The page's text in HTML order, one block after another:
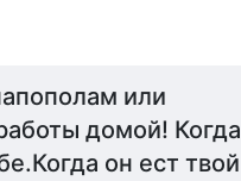
или
домой! Когда
он ест твой